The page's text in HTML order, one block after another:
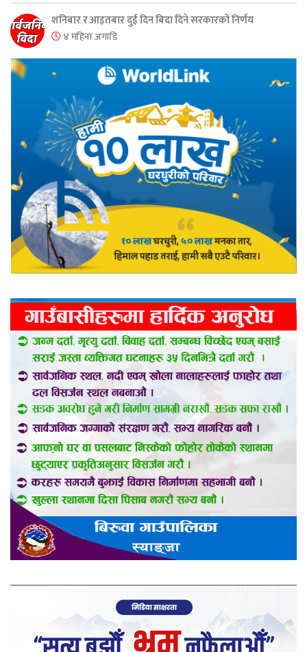
शनिबार र आइतबार दुई दिन बिदा दिने सरकारको निर्णय
४ महिना अगाडि